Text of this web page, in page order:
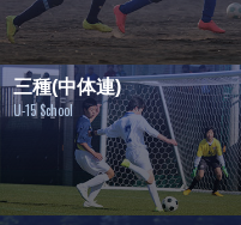
三種(中体連)
U-15 School